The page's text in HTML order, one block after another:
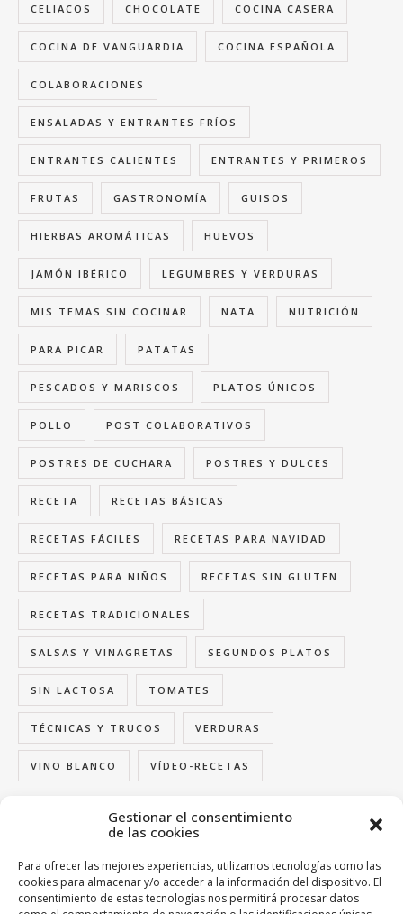
Gestionar el consentimiento
de las cookies
Para ofrecer las mejores experiencias, utilizamos tecnologías como las
cookies para almacenar y/o acceder a la información del dispositivo. El
consentimiento de estas tecnologías nos permitirá procesar datos
CELIACOS CHOCOLATE COCINA CASERA
COCINA DE VANGUARDIA COCINA ESPAÑOLA
COLABORACIONES
ENSALADAS Y ENTRANTES FRÍOS
ENTRANTES CALIENTES ENTRANTES Y PRIMEROS
FRUTAS GASTRONOMÍA GUISOS
HIERBAS AROMÁTICAS HUEVOS
JAMÓN IBÉRICO LEGUMBRES Y VERDURAS
MIS TEMAS SIN COCINAR NATA NUTRICIÓN
PARA PICAR PATATAS
PESCADOS Y MARISCOS PLATOS ÚNICOS
POLLO POST COLABORATIVOS
POSTRES DE CUCHARA POSTRES Y DULCES
RECETA RECETAS BÁSICAS
RECETAS FÁCILES RECETAS PARA NAVIDAD
RECETAS PARA NIÑOS RECETAS SIN GLUTEN
RECETAS TRADICIONALES
SALSAS Y VINAGRETAS SEGUNDOS PLATOS
SIN LACTOSA TOMATES
TÉCNICAS Y TRUCOS VERDURAS
VINO BLANCO VÍDEO-RECETAS
FOLLOW US